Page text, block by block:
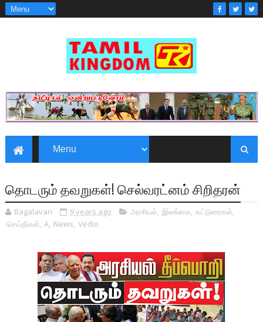
தொடரும் தவறுகள்! செல்­வ­ரட்னம் சிறி­தரன்
Bagalavan 9 years ago அரசியல், இலங்கை, கட்டுரைகள்,
செய்திகள், A, News, Vedio